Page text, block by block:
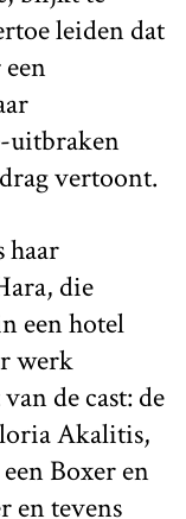
leiden dat
uitbraken
vertoont.
haar
die
een hotel
werk
de cast: de
Akalitis,
Boxer en
en tevens